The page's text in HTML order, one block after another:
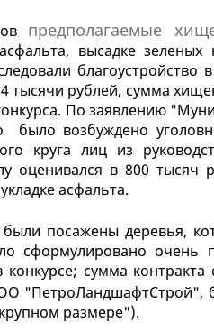
предполагаемые
асфальта, высадке
тысячи рублей, сумма
По заявлению
было возбуждено
круга лиц из
оценивался в 800 тысяч
асфальта.
посажены деревья,
сформулировано очень
конкурсе; сумма
"ПетроЛандшафтСтрой",
размере").